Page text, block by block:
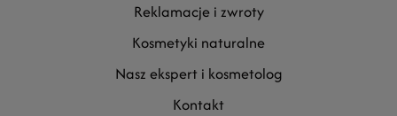
reklamacje i zwroty
kosmetyki naturalne
nasz ekspert i kosmetolog
kontakt